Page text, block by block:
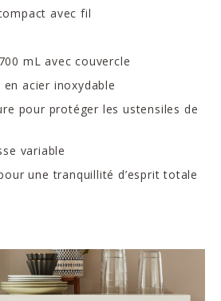
avec fil
mL avec couvercle
acier inoxydable
pour protéger les ustensiles de
variable
une tranquillité d’esprit totale